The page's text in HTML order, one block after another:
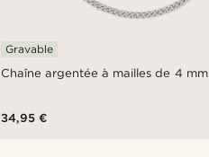
Chaîne argentée à mailles de 4 mm
Gravable
34,95 €